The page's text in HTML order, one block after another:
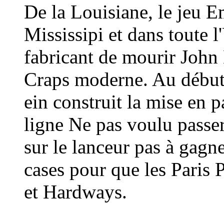
De la Louisiane, le jeu
Mississipi et dans toute
fabricant de mourir
Craps moderne. Au
ein construit la mise en
ligne Ne pas voulu
sur le lanceur pas à
cases pour que les Paris
et Hardways.